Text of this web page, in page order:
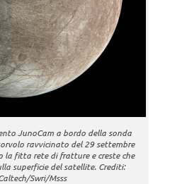
JunoCam a bordo della sonda
ravvicinato del 29 settembre
la fitta rete di fratture e creste che
superficie del satellite. Crediti:
Swri/Msss